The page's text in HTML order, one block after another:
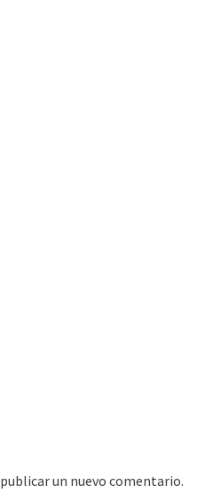
un nuevo comentario.